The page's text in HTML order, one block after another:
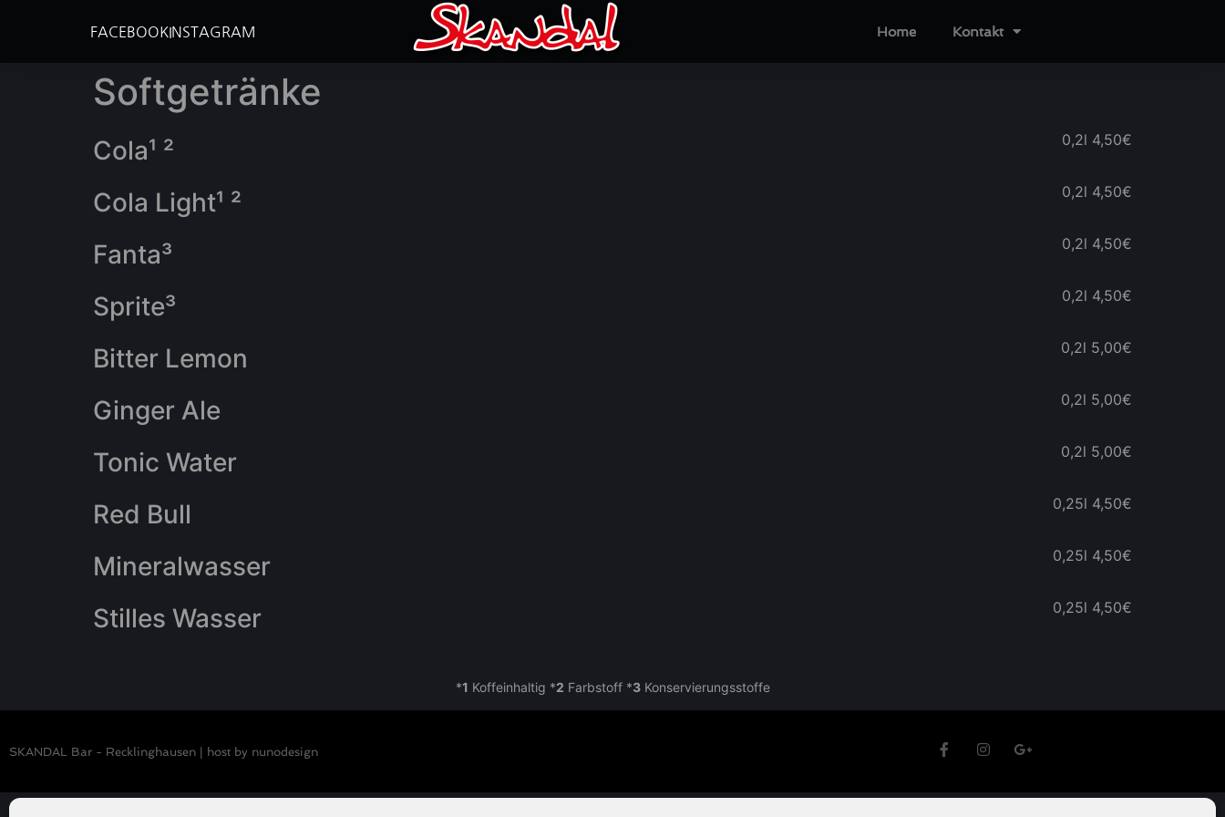
FACEBOOKINSTAGRAM Home Kontakt
Softgetränke
Cola¹ ² 0,2l 4,50€
Cola Light¹ ² 0,2l 4,50€
Fanta³ 0,2l 4,50€
Sprite³ 0,2l 4,50€
Bitter Lemon 0,2l 5,00€
Ginger Ale 0,2l 5,00€
Tonic Water 0,2l 5,00€
Red Bull 0,25l 4,50€
Mineralwasser 0,25l 4,50€
Stilles Wasser 0,25l 4,50€
*1 Koffeinhaltig *2 Farbstoff *3Konservierungsstoffe
SKANDAL Bar - Recklinghausen | host by nunodesign